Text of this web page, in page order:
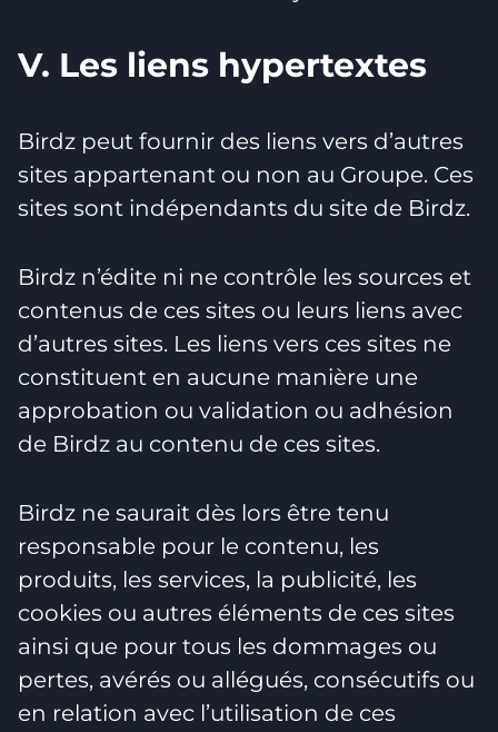
V. Les liens hypertextes
Birdz peut fournir des liens vers d’autres
sites appartenant ou non au Groupe. Ces
sites sont indépendants du site de Birdz.
Birdz n’édite ni ne contrôle les sources et
contenus de ces sites ou leurs liens avec
d’autres sites. Les liens vers ces sites ne
constituent en aucune manière une
approbation ou validation ou adhésion
de Birdz au contenu de ces sites.
Birdz ne saurait dès lors être tenu
responsable pour le contenu, les
produits, les services, la publicité, les
cookies ou autres éléments de ces sites
ainsi que pour tous les dommages ou
pertes, avérés ou allégués, consécutifs ou
en relation avec l’utilisation de ces